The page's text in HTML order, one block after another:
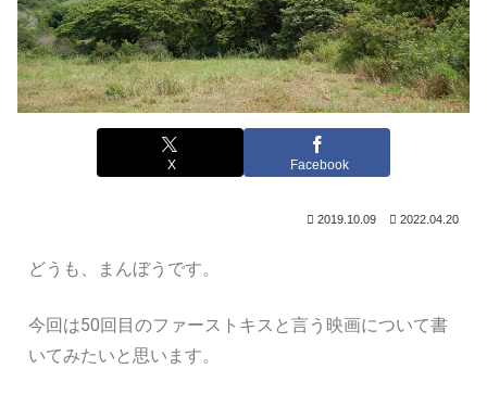
X Facebook
2019.10.09 2022.04.20
どうも、まんぼうです。
今回は50回目のファーストキスと言う映画について書
いてみたいと思います。